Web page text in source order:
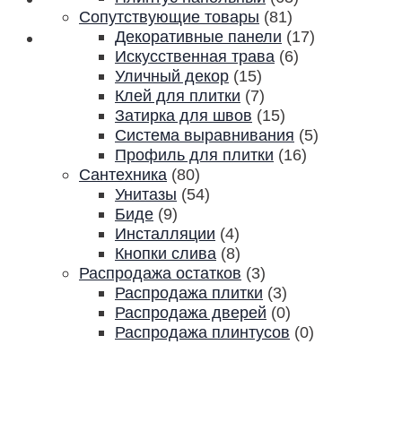
Сопутствующие товары (81)
Декоративные панели (17)
Искусственная трава (6)
Уличный декор (15)
Клей для плитки (7)
Затирка для швов (15)
Система выравнивания (5)
Профиль для плитки (16)
Сантехника (80)
Унитазы (54)
Биде (9)
Инсталляции (4)
Кнопки слива (8)
Распродажа остатков (3)
Распродажа плитки (3)
Распродажа дверей (0)
Распродажа плинтусов (0)